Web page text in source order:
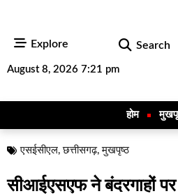
Explore Search
August 8, 2026 7:21 pm
होम
एसईसीएल,छत्तीसगढ़,मुखपृष्ठ
सीआईएसएफ ने बंदरगाहों पर